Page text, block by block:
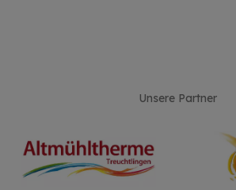
Unsere Partner